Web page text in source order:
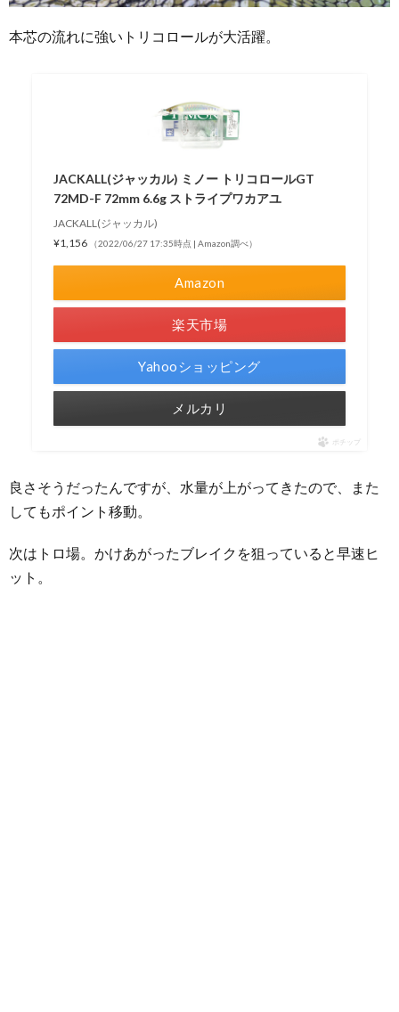
本芯の流れに強いトリコロールが大活躍。
JACKALL(ジャッカル) ミノー トリコロールGT
72MD-F 72mm 6.6g ストライプワカアユ
JACKALL(ジャッカル)
¥1,156
（2022/06/27 17:35時点 | Amazon調べ）
Amazon
楽天市場
Yahooショッピング
メルカリ
ポチップ
良さそうだったんですが、水量が上がってきたので、また
してもポイント移動。
次はトロ場。かけあがったブレイクを狙っていると早速ヒ
ット。